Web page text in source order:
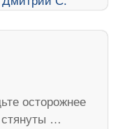
осторожнее
стянуты …